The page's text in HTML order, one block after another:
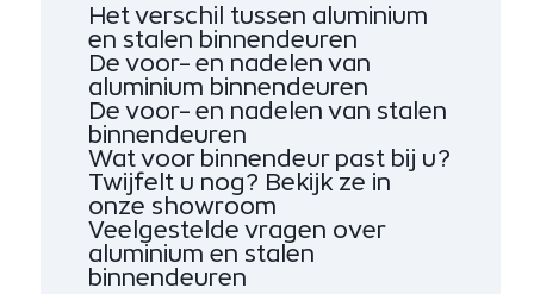
Het verschil tussen aluminium
en stalen binnendeuren
De voor- en nadelen van
aluminium binnendeuren
De voor- en nadelen van stalen
binnendeuren
Wat voor binnendeur past bij u?
Twijfelt u nog? Bekijk ze in
onze showroom
Veelgestelde vragen over
aluminium en stalen
binnendeuren